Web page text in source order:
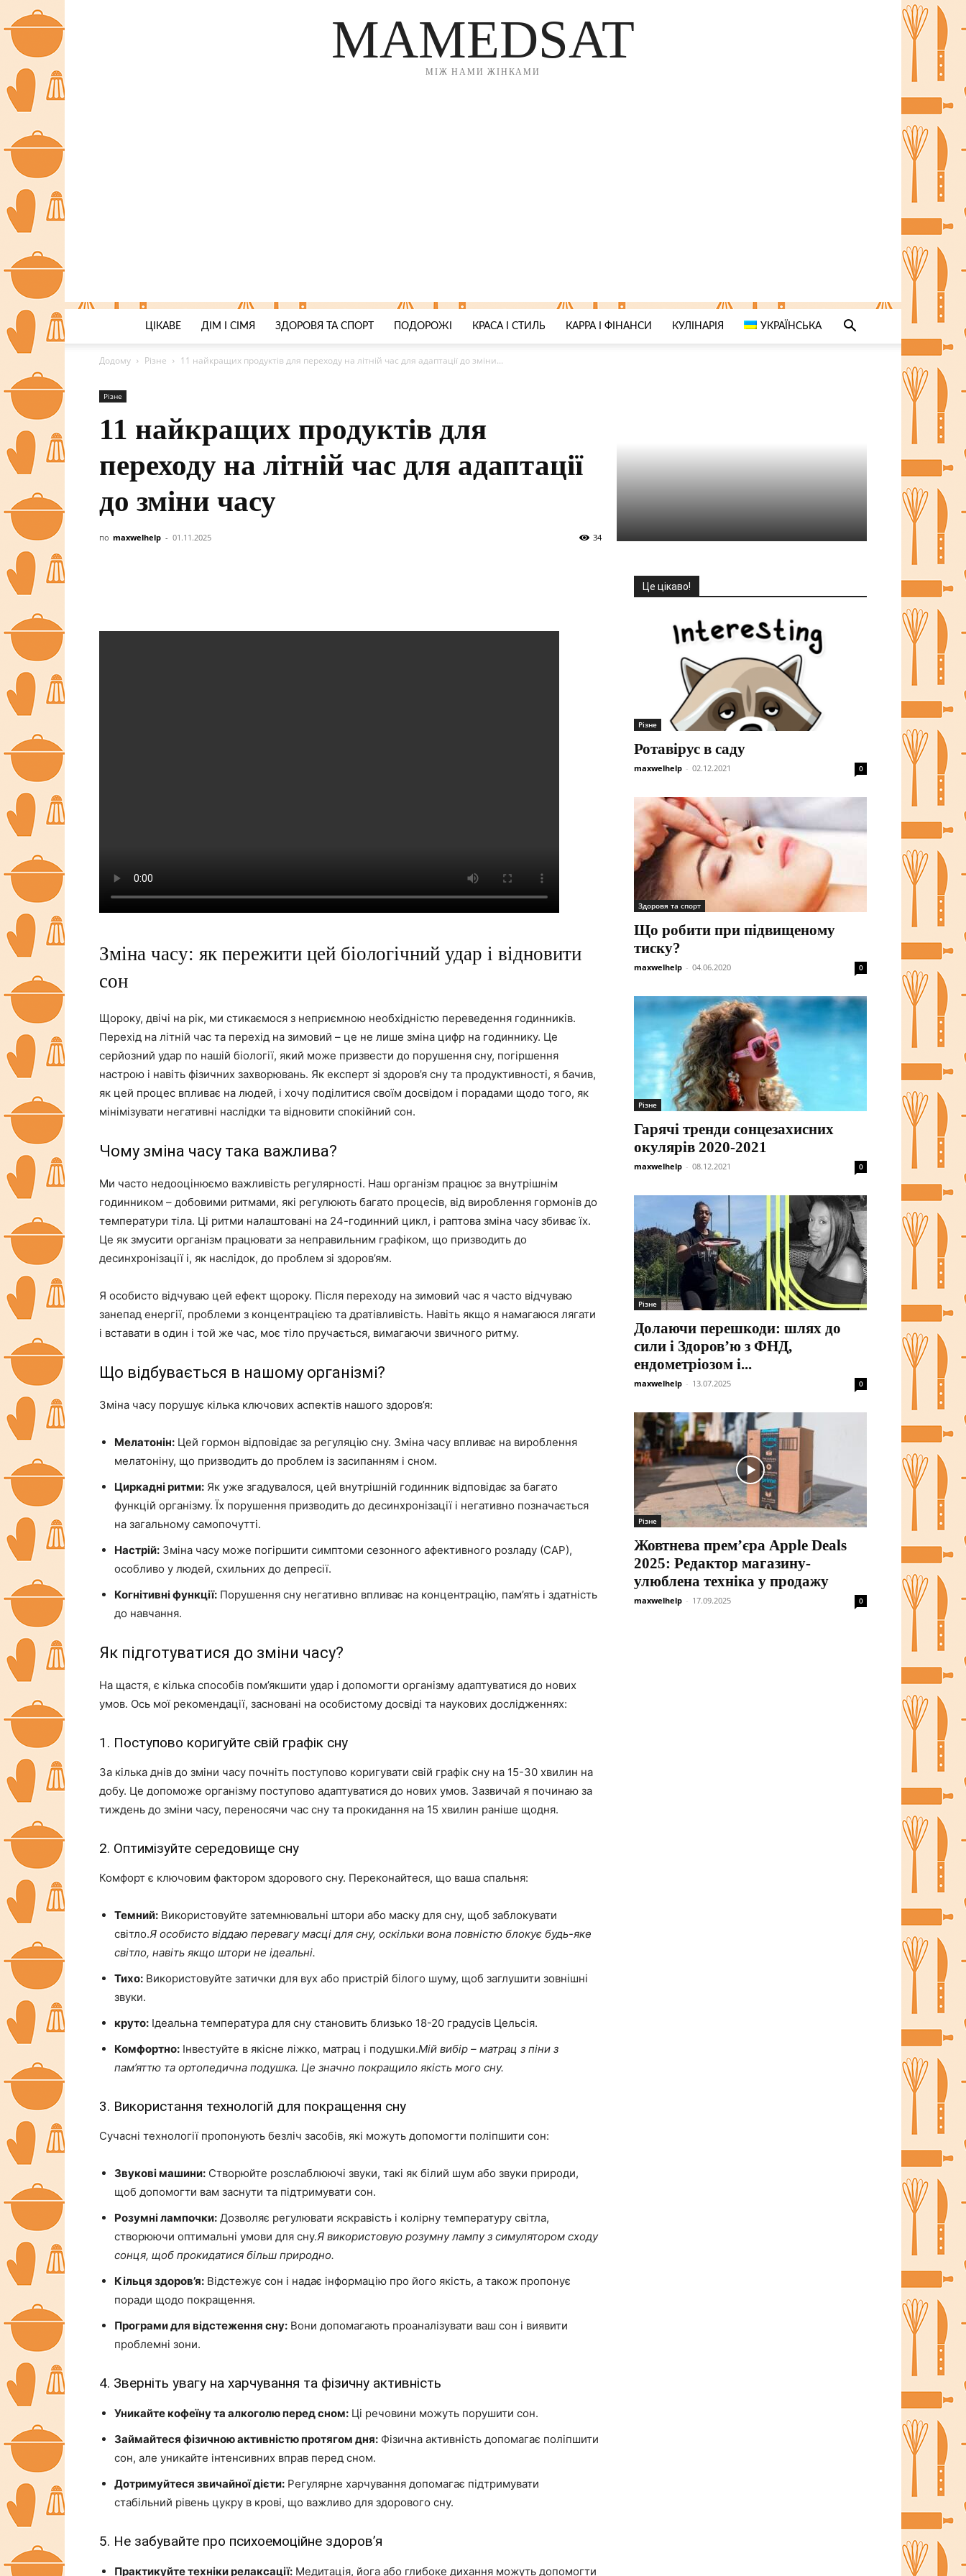
MAMEDSAT
МІЖ НАМИ ЖІНКАМИ
ЦІКАВЕ ДІМ І СІМЯ ЗДОРОВЯ ТА СПОРТ ПОДОРОЖІ КРАСА І СТИЛЬ КАРРА І ФІНАНСИ КУЛІНАРІЯ УКРАЇНСЬКА
Додому Різне 11 найкращих продуктів для переходу на літній час для адаптації до зміни...
Різне
11 найкращих продуктів для
переходу на літній час для адаптації
до зміни часу
по maxwelhelp - 01.11.2025 34
Зміна часу: як пережити цей біологічний удар і відновити
сон
Щороку, двічі на рік, ми стикаємося з неприємною необхідністю переведення годинників.
Перехід на літній час та перехід на зимовий – це не лише зміна цифр на годиннику. Це
серйозний удар по нашій біології, який може призвести до порушення сну, погіршення
настрою і навіть фізичних захворювань. Як експерт зі здоров’я сну та продуктивності, я бачив,
як цей процес впливає на людей, і хочу поділитися своїм досвідом і порадами щодо того, як
мінімізувати негативні наслідки та відновити спокійний сон.
Чому зміна часу така важлива?
Ми часто недооцінюємо важливість регулярності. Наш організм працює за внутрішнім
годинником – добовими ритмами, які регулюють багато процесів, від вироблення гормонів до
температури тіла. Ці ритми налаштовані на 24-годинний цикл, і раптова зміна часу збиває їх.
Це як змусити організм працювати за неправильним графіком, що призводить до
десинхронізації і, як наслідок, до проблем зі здоров’ям.
Я особисто відчуваю цей ефект щороку. Після переходу на зимовий час я часто відчуваю
занепад енергії, проблеми з концентрацією та дратівливість. Навіть якщо я намагаюся лягати
і вставати в один і той же час, моє тіло пручається, вимагаючи звичного ритму.
Що відбувається в нашому організмі?
Зміна часу порушує кілька ключових аспектів нашого здоров’я:
Мелатонін: Цей гормон відповідає за регуляцію сну. Зміна часу впливає на вироблення
мелатоніну, що призводить до проблем із засипанням і сном.
Циркадні ритми: Як уже згадувалося, цей внутрішній годинник відповідає за багато
функцій організму. Їх порушення призводить до десинхронізації і негативно позначається
на загальному самопочутті.
Настрій: Зміна часу може погіршити симптоми сезонного афективного розладу (САР),
особливо у людей, схильних до депресії.
Когнітивні функції: Порушення сну негативно впливає на концентрацію, пам’ять і здатність
до навчання.
Як підготуватися до зміни часу?
На щастя, є кілька способів пом’якшити удар і допомогти організму адаптуватися до нових
умов. Ось мої рекомендації, засновані на особистому досвіді та наукових дослідженнях:
1. Поступово коригуйте свій графік сну
За кілька днів до зміни часу почніть поступово коригувати свій графік сну на 15-30 хвилин на
добу. Це допоможе організму поступово адаптуватися до нових умов. Зазвичай я починаю за
тиждень до зміни часу, переносячи час сну та прокидання на 15 хвилин раніше щодня.
2. Оптимізуйте середовище сну
Комфорт є ключовим фактором здорового сну. Переконайтеся, що ваша спальня:
Темний: Використовуйте затемнювальні штори або маску для сну, щоб заблокувати
світло.Я особисто віддаю перевагу масці для сну, оскільки вона повністю блокує будь-яке
світло, навіть якщо штори не ідеальні.
Тихо: Використовуйте затички для вух або пристрій білого шуму, щоб заглушити зовнішні
звуки.
круто: Ідеальна температура для сну становить близько 18-20 градусів Цельсія.
Комфортно: Інвестуйте в якісне ліжко, матрац і подушки.Мій вибір – матрац з піни з
пам’яттю та ортопедична подушка. Це значно покращило якість мого сну.
3. Використання технологій для покращення сну
Сучасні технології пропонують безліч засобів, які можуть допомогти поліпшити сон:
Звукові машини: Створюйте розслаблюючі звуки, такі як білий шум або звуки природи,
щоб допомогти вам заснути та підтримувати сон.
Розумні лампочки: Дозволяє регулювати яскравість і колірну температуру світла,
створюючи оптимальні умови для сну.Я використовую розумну лампу з симулятором сходу
сонця, щоб прокидатися більш природно.
Кільця здоров’я: Відстежує сон і надає інформацію про його якість, а також пропонує
поради щодо покращення.
Програми для відстеження сну: Вони допомагають проаналізувати ваш сон і виявити
проблемні зони.
4. Зверніть увагу на харчування та фізичну активність
Уникайте кофеїну та алкоголю перед сном: Ці речовини можуть порушити сон.
Займайтеся фізичною активністю протягом дня: Фізична активність допомагає поліпшити
сон, але уникайте інтенсивних вправ перед сном.
Дотримуйтеся звичайної дієти: Регулярне харчування допомагає підтримувати
стабільний рівень цукру в крові, що важливо для здорового сну.
5. Не забувайте про психоемоційне здоров’я
Практикуйте техніки релаксації: Медитація, йога або глибоке дихання можуть допомогти
Це цікаво!
Різне
Ротавірус в саду
maxwelhelp - 02.12.2021 0
Здоровя та спорт
Що робити при підвищеному
тиску?
maxwelhelp - 04.06.2020 0
Різне
Гарячі тренди сонцезахисних
окулярів 2020-2021
maxwelhelp - 08.12.2021 0
Різне
Долаючи перешкоди: шлях до
сили і Здоров’ю з ФНД,
ендометріозом і...
maxwelhelp - 13.07.2025 0
Різне
Жовтнева прем’єра Apple Deals
2025: Редактор магазину-
улюблена техніка у продажу
maxwelhelp - 17.09.2025 0